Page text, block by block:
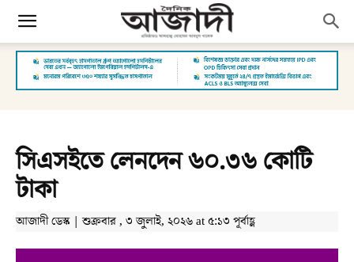
সিএসইতে লেনদেন ৬০.৩৬ কোটি
টাকা
আজাদী ডেস্ক | শুক্রবার , ৩ জুলাই, ২০২৬ at ৫:১৩ পূর্বাহ্ণ